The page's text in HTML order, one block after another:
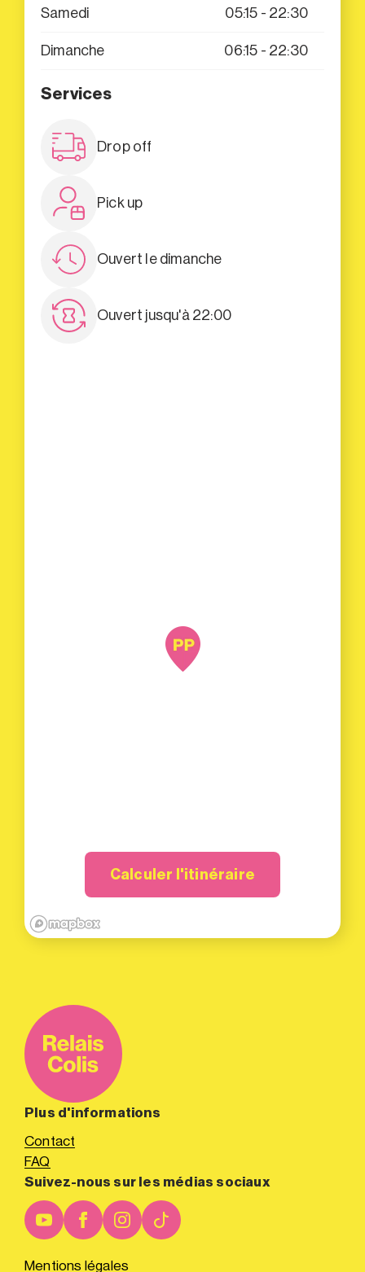
Samedi 05:15 - 22:30
Dimanche 06:15 - 22:30
Services
Drop off
Pick up
Ouvert le dimanche
Ouvert jusqu'à 22:00
Calculer l'itinéraire
Plus d'informations
Contact
FAQ
Suivez-nous sur les médias sociaux
Mentions légales